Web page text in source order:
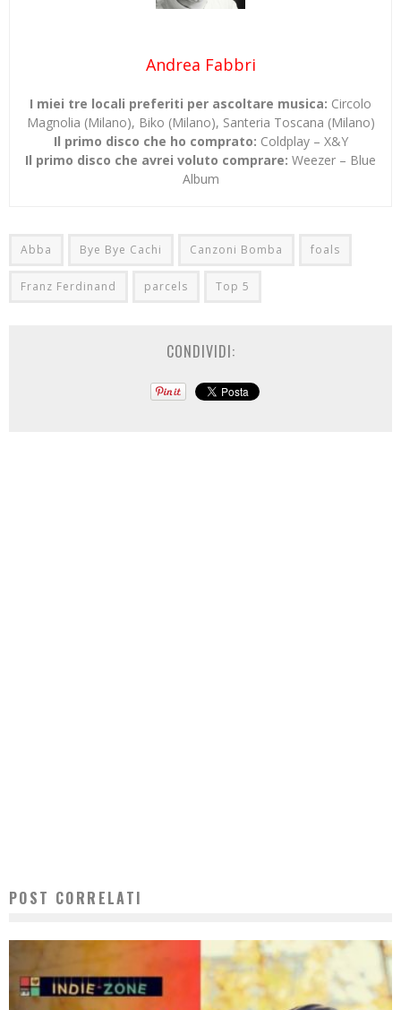
Andrea Fabbri
I miei tre locali preferiti per ascoltare musica: Circolo
Magnolia (Milano), Biko (Milano), Santeria Toscana (Milano)
Il primo disco che ho comprato: Coldplay – X&Y
Il primo disco che avrei voluto comprare: Weezer – Blue
Album
Abba Bye Bye Cachi Canzoni Bomba foals
Franz Ferdinand parcels Top 5
CONDIVIDI:
POST CORRELATI